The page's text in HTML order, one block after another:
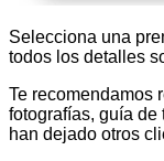
Selecciona una
todos los detalles
Te recomendamos
fotografías, guía
han dejado otros